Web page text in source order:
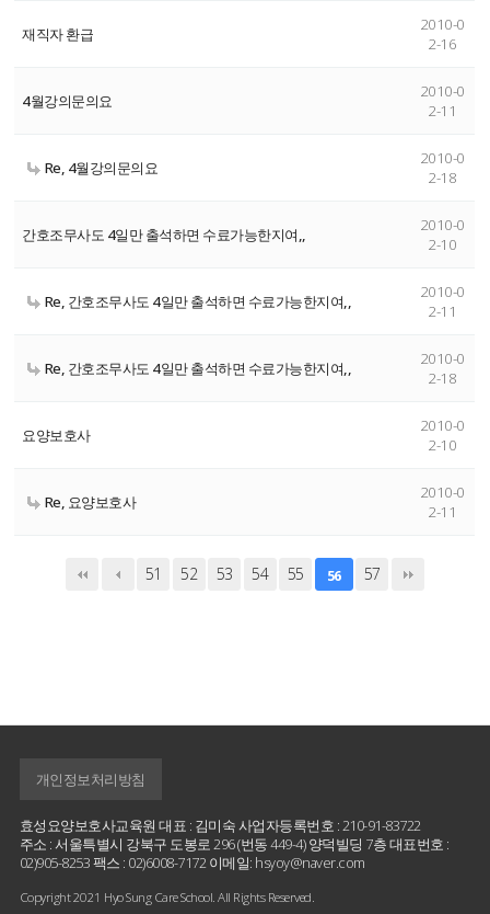
재직자 환급
2010-0
2-16
4월강의문의요
2010-0
2-11
Re, 4월강의문의요
2010-0
2-18
간호조무사도 4일만 출석하면 수료가능한지여,,
2010-0
2-10
Re, 간호조무사도 4일만 출석하면 수료가능한지여,,
2010-0
2-11
Re, 간호조무사도 4일만 출석하면 수료가능한지여,,
2010-0
2-18
요양보호사
2010-0
2-10
Re, 요양보호사
2010-0
2-11
51 52 53 54 55 56 57
개인정보처리방침
효성요양보호사교육원 대표 : 김미숙 사업자등록번호 : 210-91-83722
주소 : 서울특별시 강북구 도봉로 296 (번동 449-4) 양덕빌딩 7층 대표번호 :
02)905-8253 팩스 : 02)6008-7172 이메일: hsyoy@naver.com
Copyright 2021 Hyo Sung Care School. All Rights Reserved.